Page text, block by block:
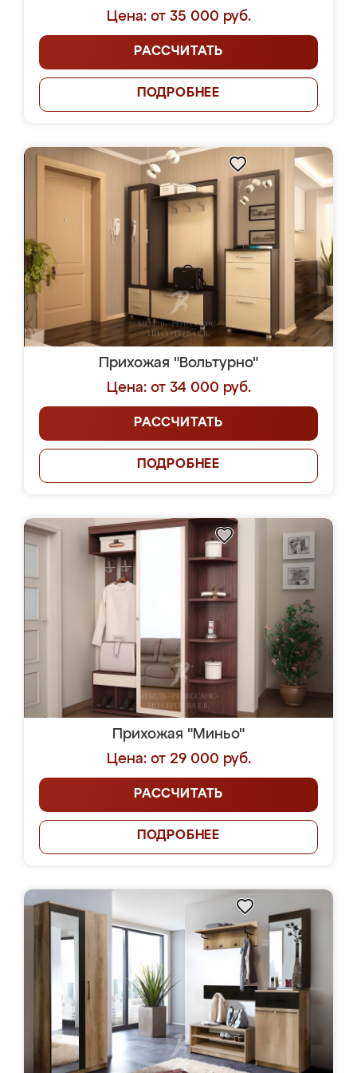
Цена: от 35 000 руб.
РАССЧИТАТЬ
ПОДРОБНЕЕ
Прихожая "Вольтурно"
Цена: от 34 000 руб.
РАССЧИТАТЬ
ПОДРОБНЕЕ
Прихожая "Миньо"
Цена: от 29 000 руб.
РАССЧИТАТЬ
ПОДРОБНЕЕ